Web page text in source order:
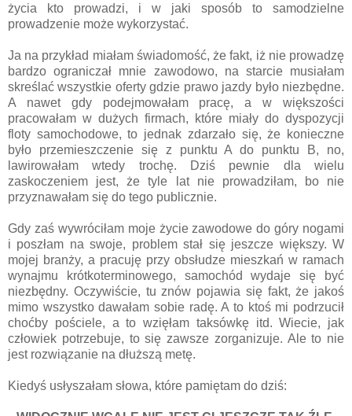
życia kto prowadzi, i w jaki sposób to samodzielne
prowadzenie może wykorzystać.
Ja na przykład miałam świadomość, że fakt, iż nie prowadzę
bardzo ograniczał mnie zawodowo, na starcie musiałam
skreślać wszystkie oferty gdzie prawo jazdy było niezbędne.
A nawet gdy podejmowałam pracę, a w większości
pracowałam w dużych firmach, które miały do dyspozycji
floty samochodowe, to jednak zdarzało się, że konieczne
było przemieszczenie się z punktu A do punktu B, no,
lawirowałam wtedy trochę. Dziś pewnie dla wielu
zaskoczeniem jest, że tyle lat nie prowadziłam, bo nie
przyznawałam się do tego publicznie.
Gdy zaś wywróciłam moje życie zawodowe do góry nogami
i poszłam na swoje, problem stał się jeszcze większy. W
mojej branży, a pracuję przy obsłudze mieszkań w ramach
wynajmu krótkoterminowego, samochód wydaje się być
niezbędny. Oczywiście, tu znów pojawia się fakt, że jakoś
mimo wszystko dawałam sobie radę. A to ktoś mi podrzucił
choćby pościele, a to wzięłam taksówkę itd. Wiecie, jak
człowiek potrzebuje, to się zawsze zorganizuje. Ale to nie
jest rozwiązanie na dłuższą metę.
Kiedyś usłyszałam słowa, które pamiętam do dziś: